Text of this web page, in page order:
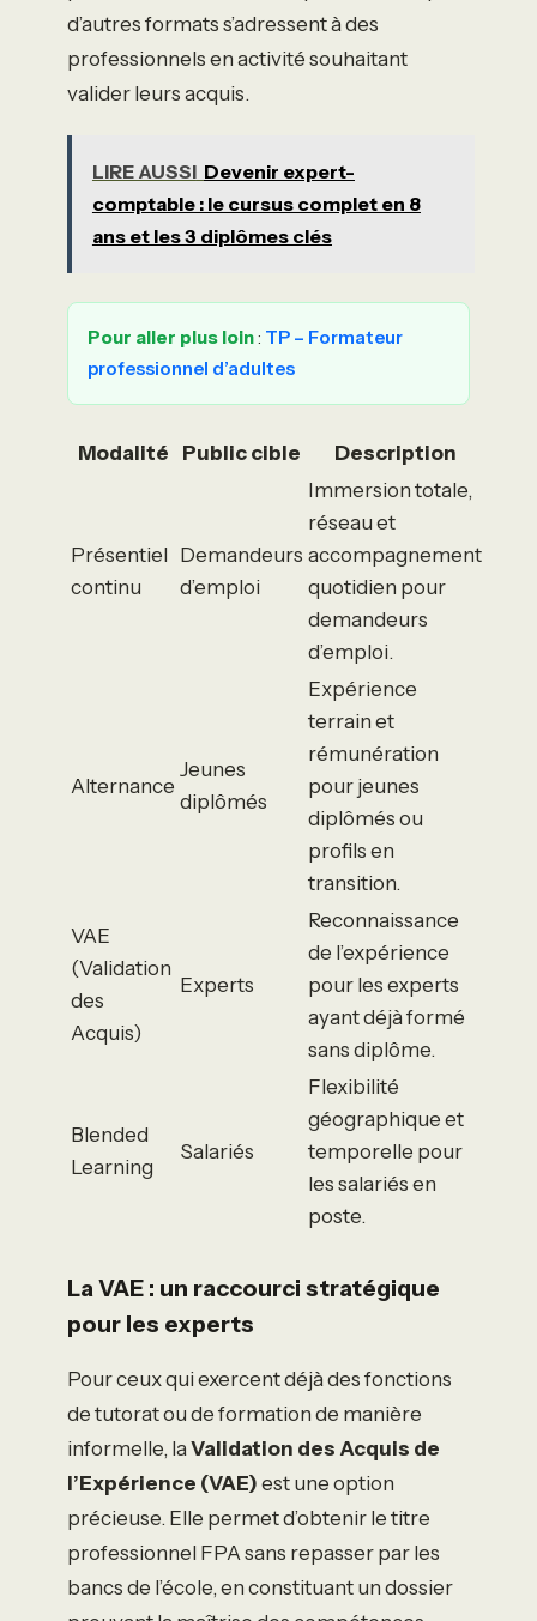
d’autres formats s’adressent à des
professionnels en activité souhaitant
valider leurs acquis.
LIRE AUSSI Devenir expert-
comptable : le cursus complet en 8
ans et les 3 diplômes clés
Pour aller plus loin: TP – Formateur
professionnel d’adultes
Modalité Public cible Description
Présentiel
continu
Demandeurs
d’emploi
Immersion totale,
réseau et
accompagnement
quotidien pour
demandeurs
d’emploi.
Alternance
Jeunes
diplômés
Expérience
terrain et
rémunération
pour jeunes
diplômés ou
profils en
transition.
VAE
(Validation
des
Acquis)
Experts
Reconnaissance
de l’expérience
pour les experts
ayant déjà formé
sans diplôme.
Blended
Learning
Salariés
Flexibilité
géographique et
temporelle pour
les salariés en
poste.
La VAE : un raccourci stratégique
pour les experts
Pour ceux qui exercent déjà des fonctions
de tutorat ou de formation de manière
informelle, la Validation des Acquis de
l’Expérience (VAE) est une option
précieuse. Elle permet d’obtenir le titre
professionnel FPA sans repasser par les
bancs de l’école, en constituant un dossier